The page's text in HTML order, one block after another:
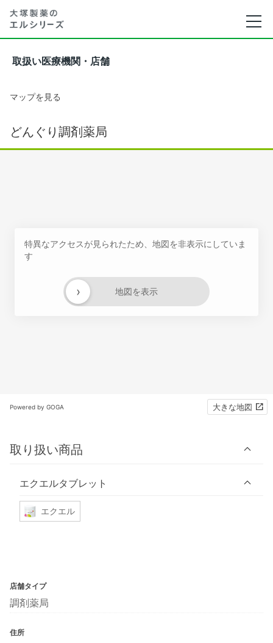
取扱い医療機関・店舗
マップを見る
どんぐり調剤薬局
特異なアクセスが見られたため、地図を非表示にしていま
す
地図を表示
›
Powered by GOGA 大きな地図
取り扱い商品
エクエルタブレット
エクエル
店舗タイプ
調剤薬局
住所